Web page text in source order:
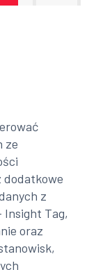
ze
dodatkowe
z
Tag,
oraz